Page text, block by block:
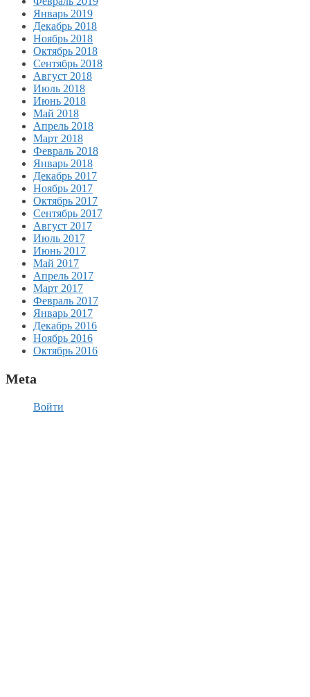
Январь 2019
Декабрь 2018
Ноябрь 2018
Октябрь 2018
Сентябрь 2018
Август 2018
Июль 2018
Июнь 2018
Май 2018
Апрель 2018
Март 2018
Февраль 2018
Январь 2018
Декабрь 2017
Ноябрь 2017
Октябрь 2017
Сентябрь 2017
Август 2017
Июль 2017
Июнь 2017
Май 2017
Апрель 2017
Март 2017
Февраль 2017
Январь 2017
Декабрь 2016
Ноябрь 2016
Октябрь 2016
Meta
Войти